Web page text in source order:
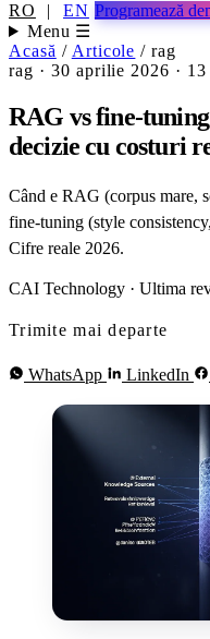
RO | EN Programează
Menu ☰
Acasă / Articole / rag
rag · 30 aprilie 2026 ·
RAG vs fine-
decizie cu costuri
Când e RAG (corpus mare,
fine-tuning (style
Cifre reale 2026.
CAI Technology · Ultima
Trimite mai departe
WhatsApp LinkedIn